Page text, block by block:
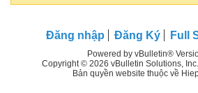
Đăng nhập Đăng Ký Full
Powered by vBulletin®
Copyright © 2026 vBulletin Solutions,
Bản quyền website thuộc về